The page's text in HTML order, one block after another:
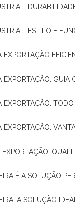
ESTILO E
EXPORTAÇÃO
EXPORTAÇÃO: GUIA
EXPORTAÇÃO:
EXPORTAÇÃO:
EXPORTAÇÃO:
É A SOLUÇÃO
A SOLUÇÃO